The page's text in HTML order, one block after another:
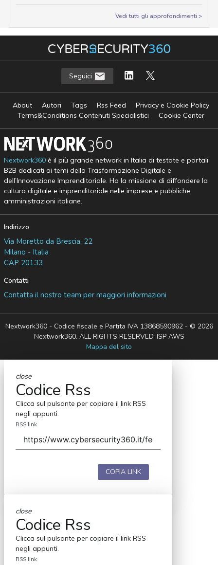
Vedi tutti gli approfondimenti >
Seguici
About Autori Tags Rss Feed
Privacy e Cookie Policy
Terms&Conditions Contenuti Specialistici
Cookie Center
Nextwork360è il più grande network in Italia di testate e portali
B2B dedicati ai temi della Trasformazione Digitale e
dell’Innovazione Imprenditoriale. Ha la missione di diffondere la
cultura digitale e imprenditoriale nelle imprese e pubbliche
amministrazioni italiane.
Indirizzo
Via Moretto da Brescia, 22
Milano - Italia
CAP 20133
Contatti
Contatta il nostro team per maggiori informazioni
Nextwork360 - Codice fiscale e Partita IVA 13868590962 - © 2026
Nextwork360. ALL RIGHTS RESERVED. ISP AWS
Mappa del sito
close
Codice Rss
Clicca sul pulsante per copiare il link RSS
negli appunti.
RSS link
COPIA LINK
close
Codice Rss
Clicca sul pulsante per copiare il link RSS
negli appunti.
RSS link